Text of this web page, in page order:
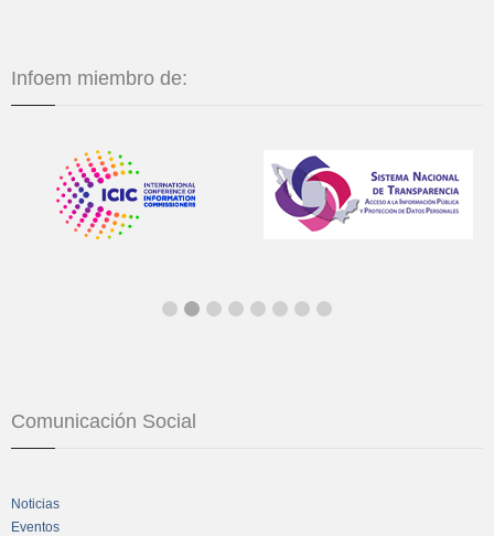
Infoem miembro de:
Comunicación Social
Noticias
Eventos